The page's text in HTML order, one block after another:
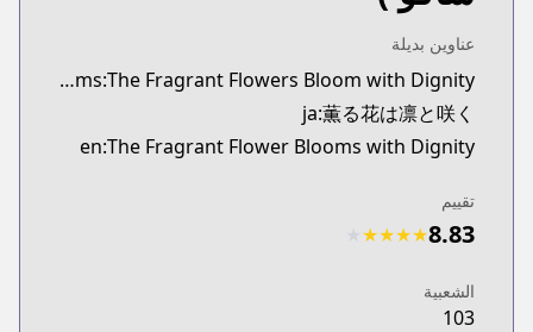
Twitter
https://twitter.com/kaoruhana_mp
Pocket Magazine
Pocket Magazine
episode/3269754496548746310
عناوين بديلة
synonyms:The Fragrant Flowers Bloom with Dignity
ja:薫る花は凛と咲く
en:The Fragrant Flower Blooms with Dignity
تقييم
8.83
★
★
★
★
الشعبية
103